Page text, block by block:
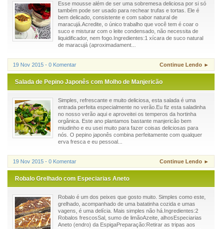
Esse mousse além de ser uma sobremesa deliciosa por si só
também pode ser usado para rechear trufas e tortas. Ele é
bem delicado, consistente e com sabor natural de
maracujá.Acredite, o único trabalho que você tem é coar o
suco e misturar com o leite condensado, não necessita de
liquidificador, nem fogo.Ingredientes:1 xícara de suco natural
de maracujá (aproximadament...
19 Nov 2015 - 0 Komentar Continue Lendo ►
Salada de Pepino Japonês com Molho de Manjericão
Simples, refrescante e muito deliciosa, esta salada é uma
entrada perfeita especialmente no verão.Eu fiz esta saladinha
no nosso verão aqui e aproveitei os temperos da hortinha
orgânica. Este ano plantamos bastante manjericão bem
miudinho e eu usei muito para fazer coisas deliciosas para
nós. O pepino japonês combina perfeitamente com qualquer
erva fresca e eu pessoal...
19 Nov 2015 - 0 Komentar Continue Lendo ►
Robalo Grelhado com Especiarias Aneto
Robalo é um dos peixes que gosto muito. Simples como este,
grelhado, acompanhado de uma batatinha cozida e umas
vagens, é uma delícia. Mais simples não há.Ingredientes:2
Robalos frescosSal, sumo de limãoAzeite, alhosEspeciarias
Aneto (endro) da EspigaPreparação:Retirar as tripas aos